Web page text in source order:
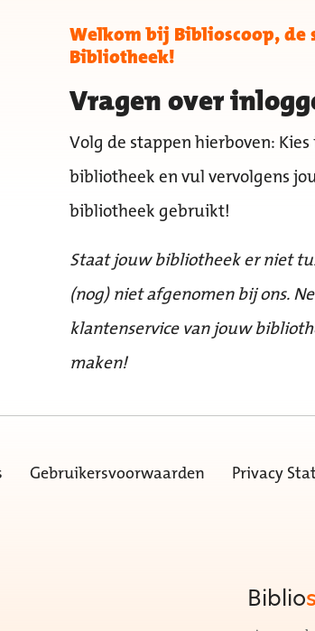
Welkom bij Biblioscoop,
Bibliotheek!
Vragen over
Volg de stappen hierboven:
bibliotheek en vul vervolgens
bibliotheek gebruikt!
Staat jouw bibliotheek er niet
(nog) niet afgenomen bij ons.
klantenservice van jouw
maken!
Gebruikersvoorwaarden Privacy
Biblio